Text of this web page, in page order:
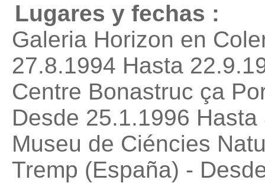
Lugares y fechas :
Galeria Horizon en
27.8.1994 Hasta
Centre Bonastruc ça
Desde 25.1.1996
Museu de Ciéncies
Tremp (España) -